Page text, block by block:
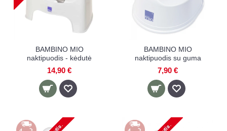
BAMBINO MIO
naktipuodis - kėdutė
14,90 €
BAMBINO MIO
naktipuodis su guma
7,90 €